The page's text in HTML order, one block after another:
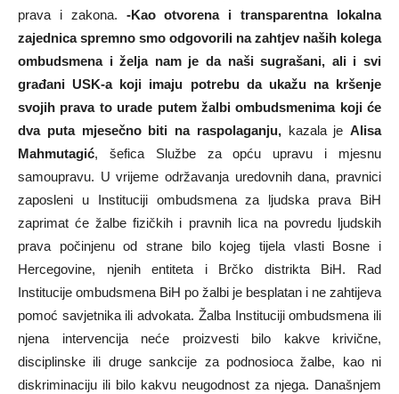
prava i zakona. -Kao otvorena i transparentna lokalna
zajednica spremno smo odgovorili na zahtjev naših kolega
ombudsmena i želja nam je da naši sugrašani, ali i svi
građani USK-a koji imaju potrebu da ukažu na kršenje
svojih prava to urade putem žalbi ombudsmenima koji će
dva puta mjesečno biti na raspolaganju, kazala je Alisa
Mahmutagić, šefica Službe za opću upravu i mjesnu
samoupravu. U vrijeme održavanja uredovnih dana, pravnici
zaposleni u Instituciji ombudsmena za ljudska prava BiH
zaprimat će žalbe fizičkih i pravnih lica na povredu ljudskih
prava počinjenu od strane bilo kojeg tijela vlasti Bosne i
Hercegovine, njenih entiteta i Brčko distrikta BiH. Rad
Institucije ombudsmena BiH po žalbi je besplatan i ne zahtijeva
pomoć savjetnika ili advokata. Žalba Instituciji ombudsmena ili
njena intervencija neće proizvesti bilo kakve krivične,
disciplinske ili druge sankcije za podnosioca žalbe, kao ni
diskriminaciju ili bilo kakvu neugodnost za njega. Današnjem